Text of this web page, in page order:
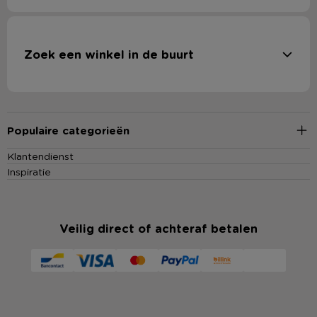
Zoek een winkel in de buurt
Populaire categorieën
Klantendienst
Inspiratie
Veilig direct of achteraf betalen